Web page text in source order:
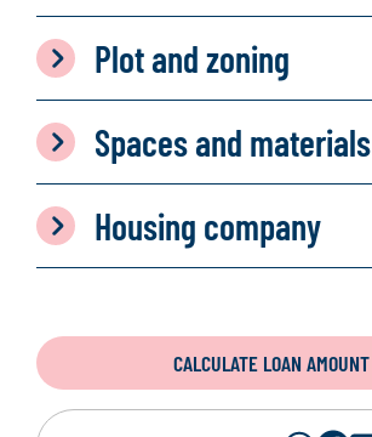
Plot and zoning
Spaces and materials
Housing company
CALCULATE LOAN AMOUNT